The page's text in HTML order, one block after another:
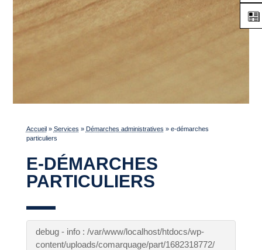
Accueil » Services » Démarches administratives » e-démarches
particuliers
E-DÉMARCHES
PARTICULIERS
debug - info : /var/www/localhost/htdocs/wp-
content/uploads/comarquage/part/1682318772/